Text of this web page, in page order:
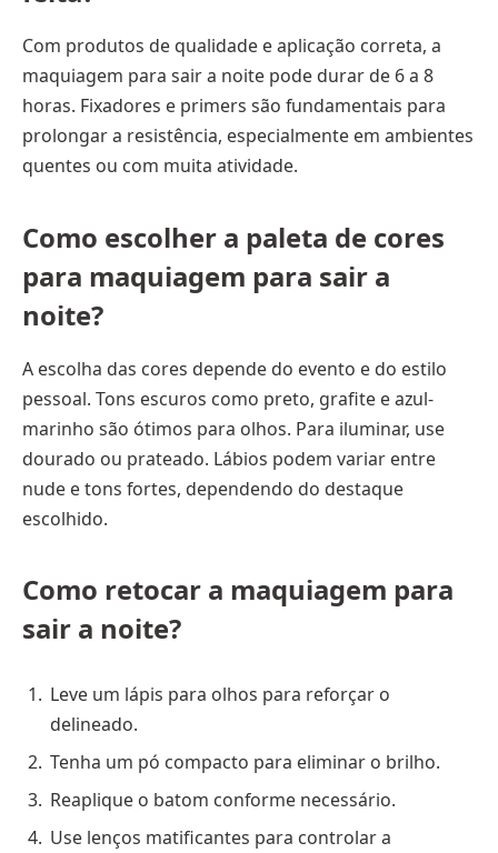
Com produtos de qualidade e aplicação correta, a
maquiagem para sair a noite pode durar de 6 a 8
horas. Fixadores e primers são fundamentais para
prolongar a resistência, especialmente em ambientes
quentes ou com muita atividade.
Como escolher a paleta de cores
para maquiagem para sair a
noite?
A escolha das cores depende do evento e do estilo
pessoal. Tons escuros como preto, grafite e azul-
marinho são ótimos para olhos. Para iluminar, use
dourado ou prateado. Lábios podem variar entre
nude e tons fortes, dependendo do destaque
escolhido.
Como retocar a maquiagem para
sair a noite?
Leve um lápis para olhos para reforçar o
delineado.
Tenha um pó compacto para eliminar o brilho.
Reaplique o batom conforme necessário.
Use lenços matificantes para controlar a